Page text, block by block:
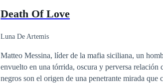
Death Of Love
Luna De Artemis
Matteo Messina, líder de la mafia siciliana, un
envuelto en una tórrida, oscura y perversa
negros son el origen de una penetrante mirada